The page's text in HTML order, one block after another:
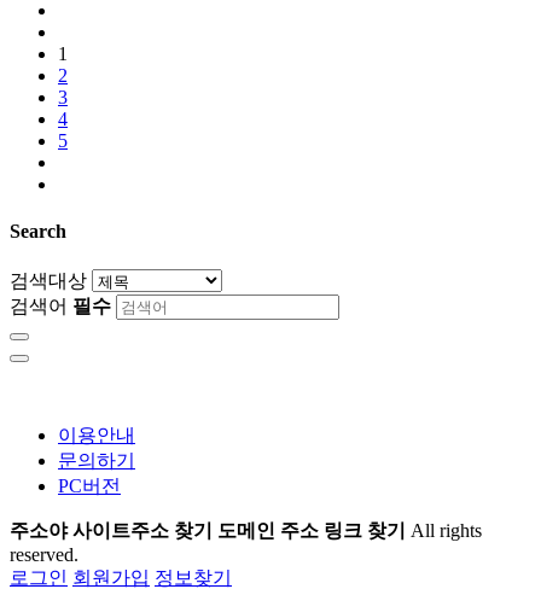
1
2
3
4
5
Search
검색대상
검색어 필수
이용안내
문의하기
PC버전
주소야 사이트주소 찾기 도메인 주소 링크 찾기 All rights
reserved.
로그인 회원가입 정보찾기